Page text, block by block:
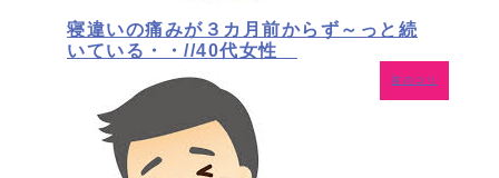
寝違いの痛みが３カ月前からず～っと続
いている・・//40代女性
首のコリ